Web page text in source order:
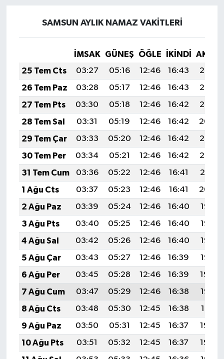
SAMSUN AYLIK NAMAZ VAKITLERI
İMSAK GÜNEŞ ÖĞLE İKINDI
25 Tem Cts
03:27 05:16 12:46 16:43
20:07
26 Tem Paz
03:28 05:17 12:46 16:43
20:06
27 Tem Pts
03:30 05:18 12:46 16:42
20:05
28 Tem Sal
03:31 05:19 12:46 16:42
20:04
29 Tem Çar
03:33 05:20 12:46 16:42
20:03
30 Tem Per
03:34 05:21 12:46 16:42
20:02
31 Tem Cum
03:36 05:22 12:46 16:41
20:01
1 Ağu Cts
03:37 05:23 12:46 16:41
20:00
2 Ağu Paz
03:39 05:24 12:46 16:40
19:58
3 Ağu Pts
03:40 05:25 12:46 16:40
19:57
4 Ağu Sal
03:42 05:26 12:46 16:40
19:56
5 Ağu Çar
03:43 05:27 12:46 16:39
19:55
6 Ağu Per
03:45 05:28 12:46 16:39
19:54
7 Ağu Cum
03:47 05:29 12:46 16:38
19:53
8 Ağu Cts
03:48 05:30 12:45 16:38
19:51
9 Ağu Paz
03:50 05:31 12:45 16:37
19:50
10 Ağu Pts
03:51 05:32 12:45 16:37
19:49